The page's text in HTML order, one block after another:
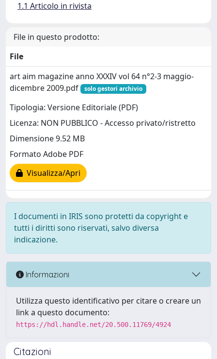
1.1 Articolo in rivista
File in questo prodotto:
File
art aim magazine anno XXXIV vol 64 n°2-3 maggio-
dicembre 2009.pdf
solo gestori archivio
Tipologia: Versione Editoriale (PDF)
Licenza: NON PUBBLICO - Accesso privato/ristretto
Dimensione 9.52 MB
Formato Adobe PDF
Visualizza/Apri
I documenti in IRIS sono protetti da copyright e
tutti i diritti sono riservati, salvo diversa
indicazione.
Informazioni
Utilizza questo identificativo per citare o creare un
link a questo documento:
https://hdl.handle.net/20.500.11769/4924
Citazioni